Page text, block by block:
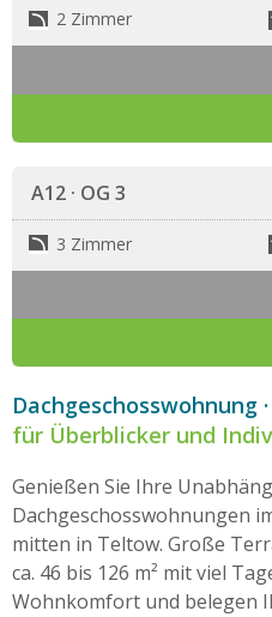
2 Zimmer
A12 · OG 3
3 Zimmer
Dachgeschosswohnung
für Überblicker und
Genießen Sie Ihre
Dachgeschosswohnungen
mitten in Teltow. Große
ca. 46 bis 126 m² mit viel
Wohnkomfort und belegen